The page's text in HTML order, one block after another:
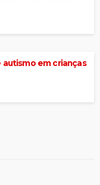
autismo em crianças